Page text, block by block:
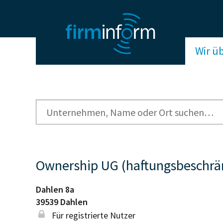
Wir
Ownership UG
Dahlen 8a
39539 Dahlen
Für registrierte Nutzer